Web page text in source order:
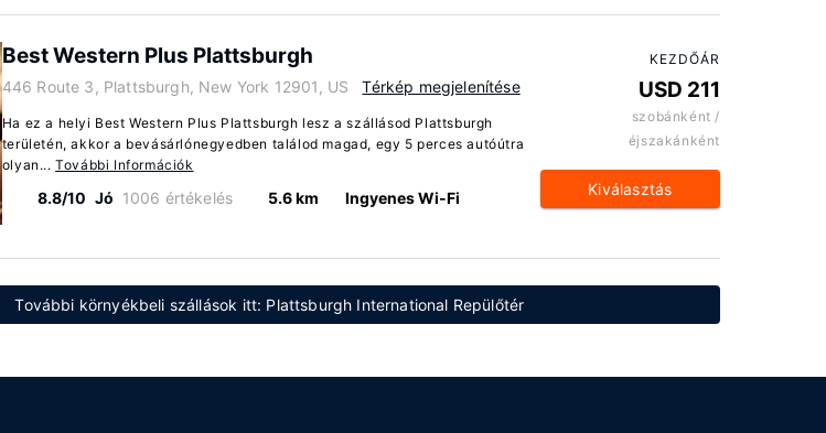
Best Western Plus Plattsburgh
446 Route 3, Plattsburgh, New York 12901, US Térkép megjelenítése
Ha ez a helyi Best Western Plus Plattsburgh lesz a szállásod Plattsburgh
területén, akkor a bevásárlónegyedben találod magad, egy 5 perces autóútra
olyan...További Információk
8.8/10 Jó 1006 értékelés 5.6 km Ingyenes Wi-Fi
KEZDŐÁR
USD 211
szobánként /
éjszakánként
Kiválasztás
További környékbeli szállások itt: Plattsburgh International Repülőtér